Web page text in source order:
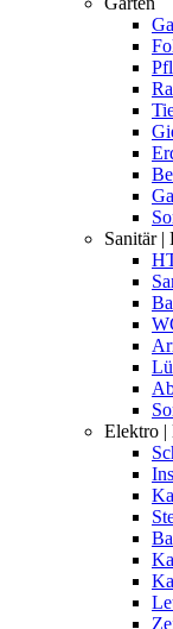
Sanitär |
Elektro |